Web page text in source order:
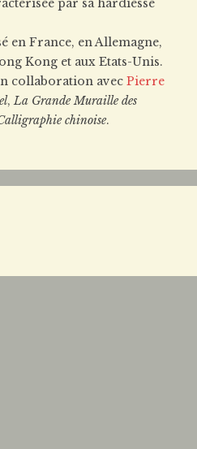
par sa hardiesse
en France, en Allemagne,
Kong et aux Etats-Unis.
collaboration avec Pierre
,La Grande Muraille des
chinoise.